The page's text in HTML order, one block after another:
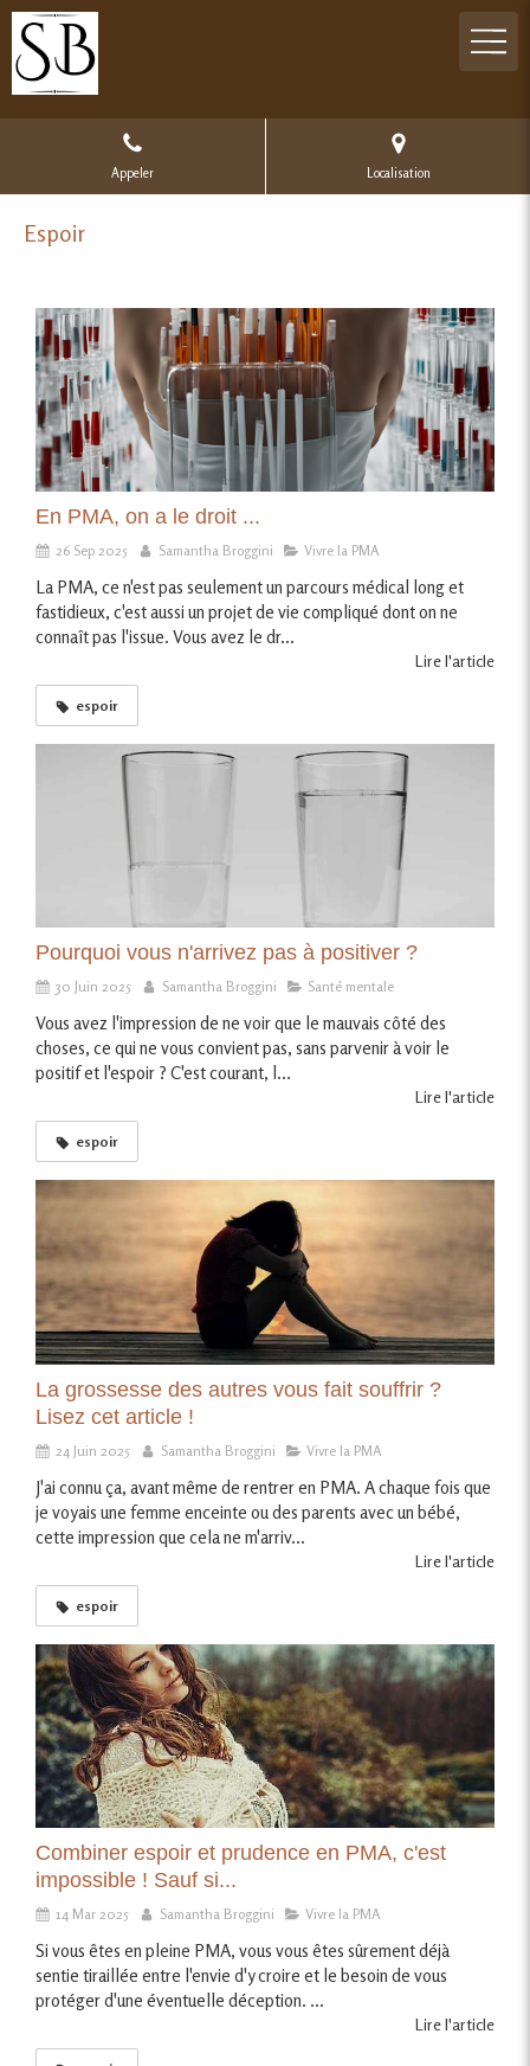
Appeler Localisation
Espoir
En PMA, on a le droit ...
26 Sep 2025 Samantha Broggini Vivre la PMA
La PMA, ce n'est pas seulement un parcours médical long et
fastidieux, c'est aussi un projet de vie compliqué dont on ne
connaît pas l'issue. Vous avez le dr...
Lire l'article
espoir
Pourquoi vous n'arrivez pas à positiver ?
30 Juin 2025 Samantha Broggini Santé mentale
Vous avez l'impression de ne voir que le mauvais côté des
choses, ce qui ne vous convient pas, sans parvenir à voir le
positif et l'espoir ? C'est courant, l...
Lire l'article
espoir
La grossesse des autres vous fait souffrir ?
Lisez cet article !
24 Juin 2025 Samantha Broggini Vivre la PMA
J'ai connu ça, avant même de rentrer en PMA. A chaque fois que
je voyais une femme enceinte ou des parents avec un bébé,
cette impression que cela ne m'arriv...
Lire l'article
espoir
Combiner espoir et prudence en PMA, c'est
impossible ! Sauf si...
14 Mar 2025 Samantha Broggini Vivre la PMA
Si vous êtes en pleine PMA, vous vous êtes sûrement déjà
sentie tiraillée entre l'envie d'y croire et le besoin de vous
protéger d'une éventuelle déception. ...
Lire l'article